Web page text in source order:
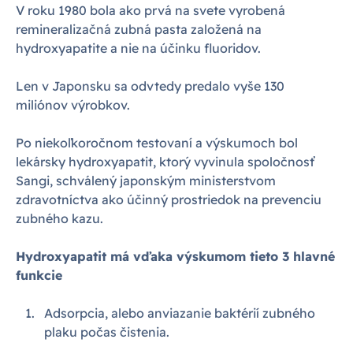
V roku 1980 bola ako prvá na svete vyrobená
remineralizačná zubná pasta založená na
hydroxyapatite a nie na účinku fluoridov.
Len v Japonsku sa odvtedy predalo vyše 130
miliónov výrobkov.
Po niekoľkoročnom testovaní a výskumoch bol
lekársky hydroxyapatit, ktorý vyvinula spoločnosť
Sangi, schválený japonským ministerstvom
zdravotníctva ako účinný prostriedok na prevenciu
zubného kazu.
Hydroxyapatit má vďaka výskumom tieto 3 hlavné
funkcie
Adsorpcia, alebo anviazanie baktérií zubného
plaku počas čistenia.